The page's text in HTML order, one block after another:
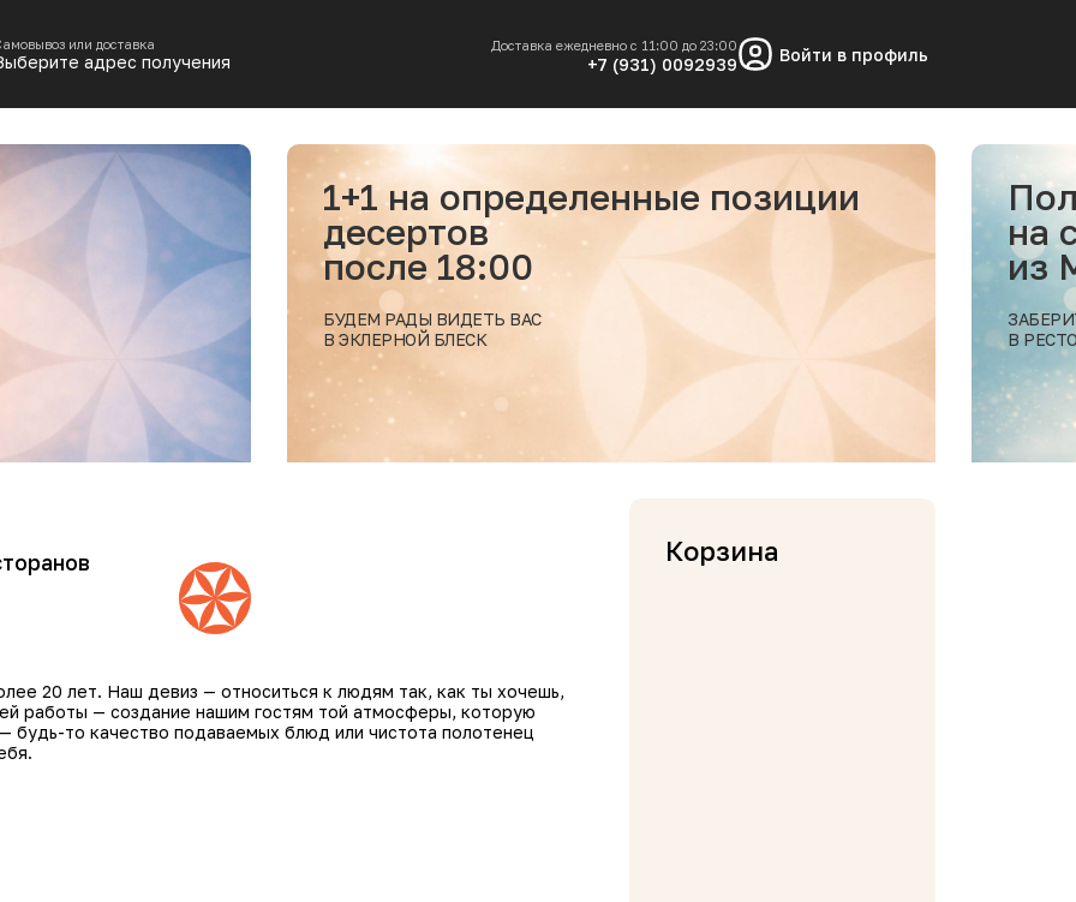
или доставка
адрес получения
Доставка ежедневно с 11:00 до 23:00
+7 (931) 0092939 Войти в профиль
1+1 на определенные позиции
десертов
после 18:00
БУДЕМ РАДЫ ВИДЕТЬ ВАС
В ЭКЛЕРНОЙ БЛЕСК
на
из
В
20 лет. Наш девиз — относиться к людям так, как ты хочешь,
работы — создание нашим гостям той атмосферы, которую
будь-то качество подаваемых блюд или чистота полотенец
Корзина